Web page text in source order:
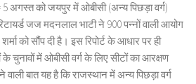
5 अगस्त को जयपुर में ओबीसी (अन्य पिछड़ा वर्ग)
जज मदनलाल भाटी ने 900 पन्नों वाली आयोग
को सौंप दी है। इस रिपोर्ट के आधार पर ही
चुनावों में ओबीसी वर्ग के लिए सीटों का आरक्षण
वाली बात यह है कि राजस्थान में अन्य पिछड़ा वर्ग